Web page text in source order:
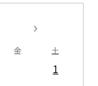
金 土
1